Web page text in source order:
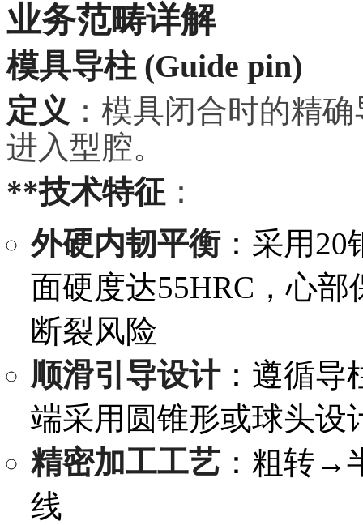
业务范畴详解
模具导柱 (Guide pin)
定义 ：模具闭合时的精
进入型腔。
**技术特征 ：
外硬内韧平衡：采用20
面硬度达55HRC，心
断裂风险
顺滑引导设计：遵循导
端采用圆锥形或球头设
精密加工工艺 ：粗转→
线